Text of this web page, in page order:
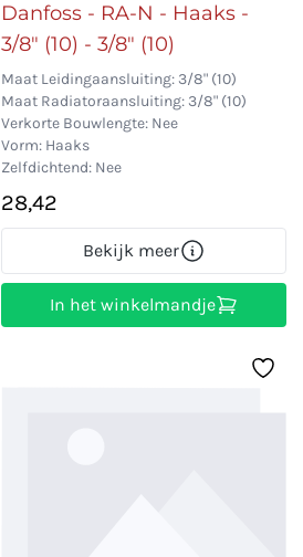
Danfoss - RA-N - Haaks -
3/8" (10) - 3/8" (10)
Maat Leidingaansluiting: 3/8" (10)
Maat Radiatoraansluiting: 3/8" (10)
Verkorte Bouwlengte: Nee
Vorm: Haaks
Zelfdichtend: Nee
28,42
Bekijk meer
In het winkelmandje